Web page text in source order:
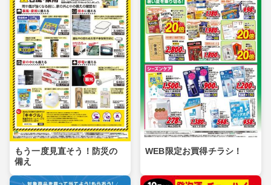
もう一度見直そう！防災の
備え
WEB限定お買得チラシ！